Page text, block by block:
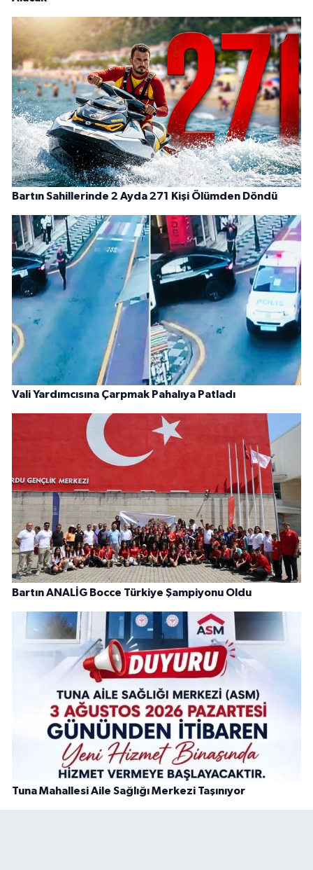
Bartın Sahillerinde 2 Ayda 271 Kişi Ölümden Döndü
Vali Yardımcısına Çarpmak Pahalıya Patladı
Bartın ANALİG Bocce Türkiye Şampiyonu Oldu
Tuna Mahallesi Aile Sağlığı Merkezi Taşınıyor